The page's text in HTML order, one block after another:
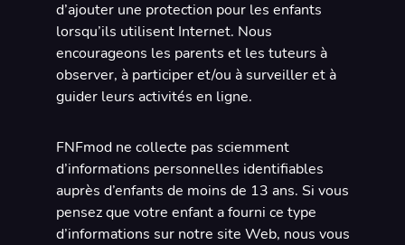
d’ajouter une protection pour les enfants
lorsqu’ils utilisent Internet. Nous
encourageons les parents et les tuteurs à
observer, à participer et/ou à surveiller et à
guider leurs activités en ligne.
FNFmod ne collecte pas sciemment
d’informations personnelles identifiables
auprès d’enfants de moins de 13 ans. Si vous
pensez que votre enfant a fourni ce type
d’informations sur notre site Web, nous vous